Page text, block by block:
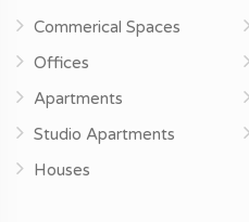
Commerical Spaces
Offices
Apartments
Studio Apartments
Houses